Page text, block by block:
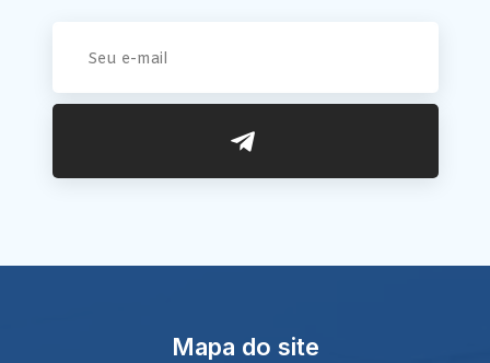
Mapa do site